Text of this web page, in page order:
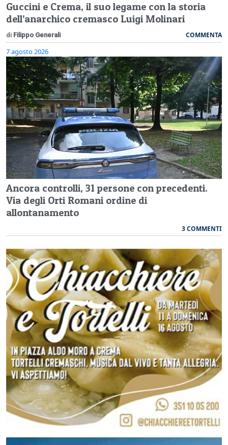
Guccini e Crema, il suo legame con la storia
dell’anarchico cremasco Luigi Molinari
di Filippo Generali COMMENTA
7 agosto 2026
Ancora controlli, 31 persone con precedenti.
Via degli Orti Romani ordine di
allontanamento
3 COMMENTI